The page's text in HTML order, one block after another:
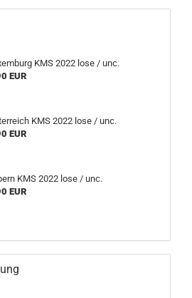
KMS 2022 lose / unc.
EUR
KMS 2022 lose / unc.
EUR
KMS 2022 lose / unc.
EUR